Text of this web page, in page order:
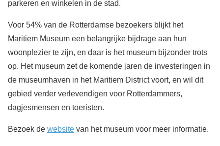
parkeren en winkelen in de stad.
Voor 54% van de Rotterdamse bezoekers blijkt het
Maritiem Museum een belangrijke bijdrage aan hun
woonplezier te zijn, en daar is het museum bijzonder trots
op. Het museum zet de komende jaren de investeringen in
de museumhaven in het Maritiem District voort, en wil dit
gebied verder verlevendigen voor Rotterdammers,
dagjesmensen en toeristen.
Bezoek de website van het museum voor meer informatie.